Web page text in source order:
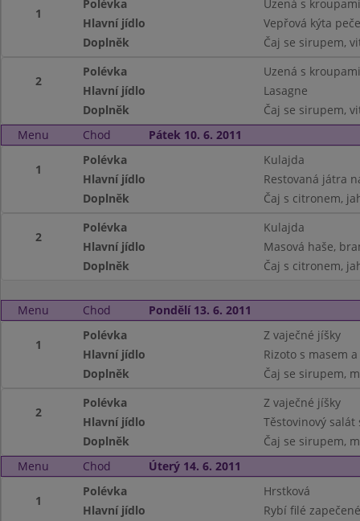
1
Polévka
Uzená s kroupami
Hlavní jídlo
Vepřová kýta
Doplněk
Čaj se sirupem,
2
Polévka
Uzená s kroupami
Hlavní jídlo
Lasagne
Doplněk
Čaj se sirupem,
Menu
Chod Pátek 10. 6. 2011
1
Polévka
Kulajda
Hlavní jídlo
Restovaná játra
Doplněk
Čaj s citronem,
2
Polévka
Kulajda
Hlavní jídlo
Masová haše,
Doplněk
Čaj s citronem,
Menu Chod Pondělí 13. 6. 2011
1
Polévka
Z vaječné jíšky
Hlavní jídlo
Rizoto s masem
Doplněk
Čaj se sirupem,
2
Polévka
Z vaječné jíšky
Hlavní jídlo
Těstovinový salát
Doplněk
Čaj se sirupem,
Menu
Chod Úterý 14. 6. 2011
1
Polévka
Hrstková
Hlavní jídlo
Rybí filé